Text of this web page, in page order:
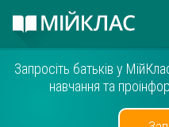
Запросіть батьків у
навчання та